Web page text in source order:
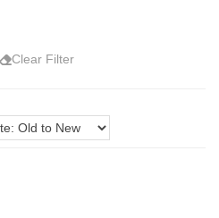
Clear Filter